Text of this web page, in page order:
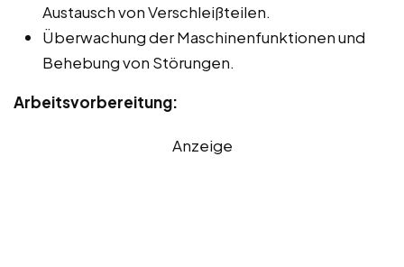
Austausch von Verschleißteilen.
Überwachung der Maschinenfunktionen und
Behebung von Störungen.
Arbeitsvorbereitung:
Anzeige